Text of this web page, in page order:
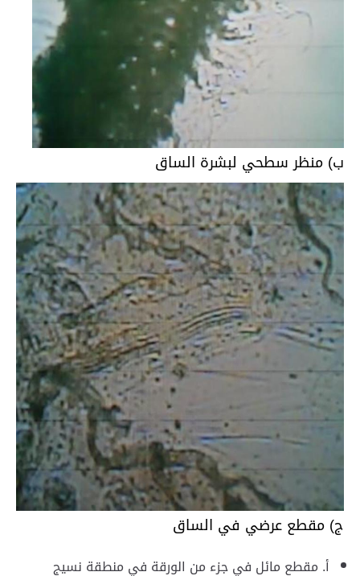
ب) منظر سطحي لبشرة الساق
ج) مقطع عرضي في الساق
أ. مقطع مائل في جزء من الورقة في منطقة نسيج